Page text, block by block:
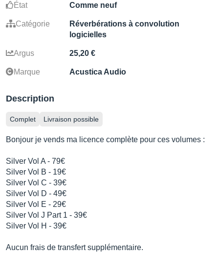
État Comme neuf
Catégorie
Réverbérations à convolution
logicielles
Argus 25,20 €
Marque Acustica Audio
Description
Complet Livraison possible
Bonjour je vends ma licence complète pour ces volumes :
Silver Vol A - 79€
Silver Vol B - 19€
Silver Vol C - 39€
Silver Vol D - 49€
Silver Vol E - 29€
Silver Vol J Part 1 - 39€
Silver Vol H - 39€
Aucun frais de transfert supplémentaire.